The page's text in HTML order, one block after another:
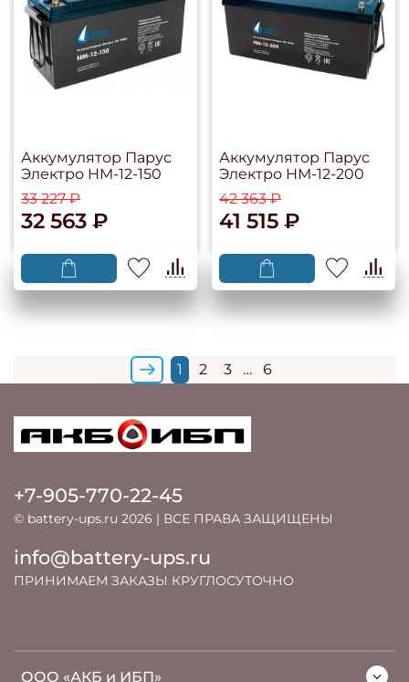
Аккумулятор Парус
Электро HM-12-150
33 227 ₽
32 563 ₽
Аккумулятор Парус
Электро HM-12-200
42 363 ₽
41 515 ₽
1 2 3 … 6
ООО «АКБ и ИБП»
+7-905-770-22-45
© battery-ups.ru 2026 | ВСЕ ПРАВА ЗАЩИЩЕНЫ
info@battery-ups.ru
ПРИНИМАЕМ ЗАКАЗЫ КРУГЛОСУТОЧНО